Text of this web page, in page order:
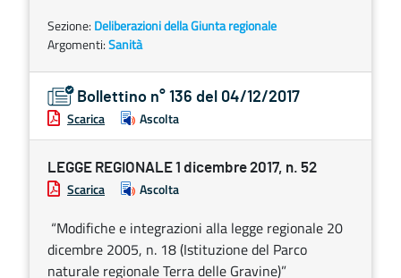
Sezione: Deliberazioni della Giunta regionale
Argomenti:Sanità
Bollettino n° 136 del 04/12/2017
Scarica Ascolta
LEGGE REGIONALE 1 dicembre 2017, n. 52
Scarica Ascolta
“Modifiche e integrazioni alla legge regionale 20
dicembre 2005, n. 18 (Istituzione del Parco
naturale regionale Terra delle Gravine)”